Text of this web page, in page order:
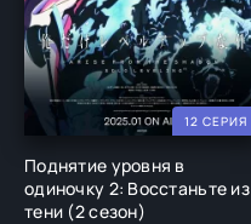
12 СЕРИЯ
Поднятие уровня в
одиночку 2: Восстаньте из
тени (2 сезон)